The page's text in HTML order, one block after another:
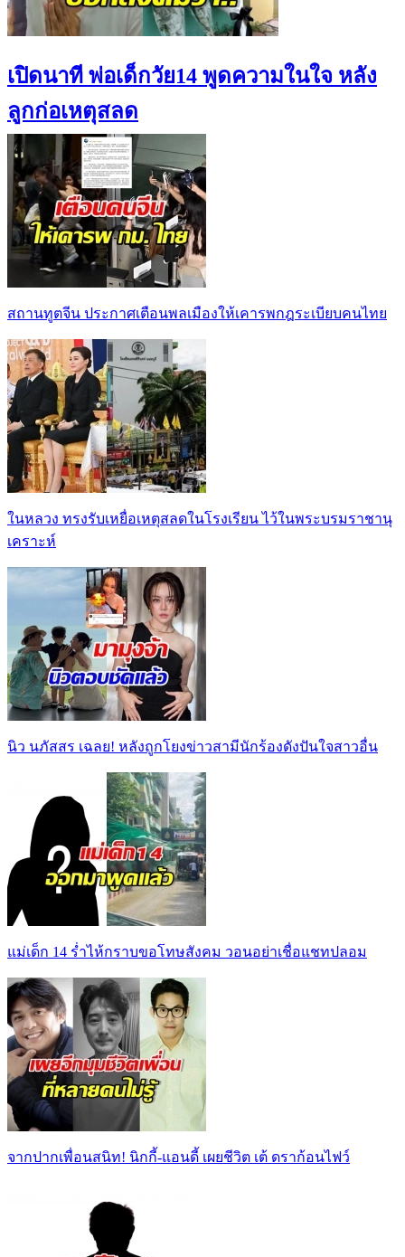
เปิดนาที พ่อเด็กวัย14 พูดความในใจ หลัง
ลูกก่อเหตุสลด
สถานทูตจีน ประกาศเตือนพลเมืองให้เคารพกฎระเบียบคนไทย
ในหลวง ทรงรับเหยื่อเหตุสลดในโรงเรียน ไว้ในพระบรมราชานุ
เคราะห์
นิว นภัสสร เฉลย! หลังถูกโยงข่าวสามีนักร้องดังปันใจสาวอื่น
แม่เด็ก 14 ร่ำไห้กราบขอโทษสังคม วอนอย่าเชื่อแชทปลอม
จากปากเพื่อนสนิท! นิกกี้-แอนดี้ เผยชีวิต เต้ ดราก้อนไฟว์